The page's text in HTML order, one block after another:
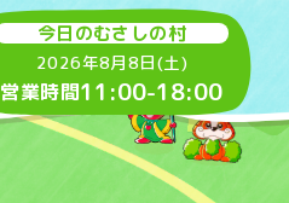
今日のむさしの村
2026年8月8日(土)
営業時間11:00-18:00